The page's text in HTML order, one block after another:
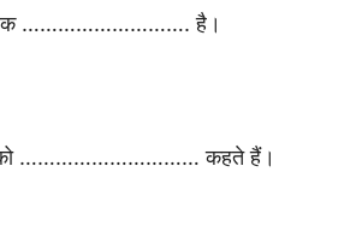
………………………. है।
को ………………………… कहते हैं।